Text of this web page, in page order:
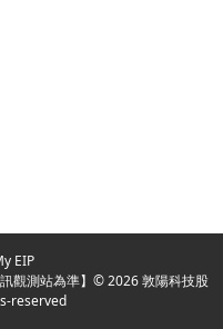
EIP
觀測站為準】© 2026 敦陽科技股
reserved